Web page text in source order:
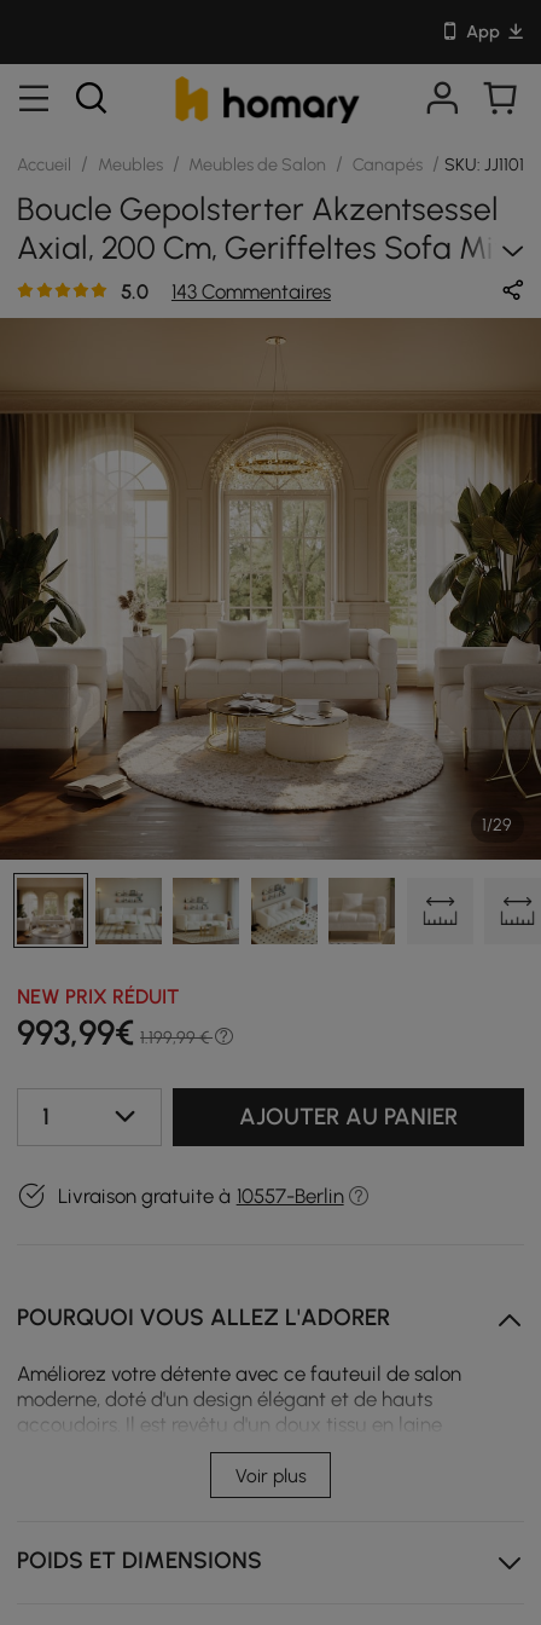
App
Accueil / Meubles / Meubles de Salon / Canapés / SKU:
Boucle Gepolsterter Akzentsessel
Axial, 200 Cm, Geriffeltes Sofa Mit
Goldfarbenen Beinen Und Kissen
5.0 143 Commentaires
1/29
NEW PRIX RÉDUIT
993,99€ 1.199,99 €
1 AJOUTER AU PANIER
Livraison gratuite à 10557-Berlin
POURQUOI VOUS ALLEZ L'ADORER
Améliorez votre détente avec ce fauteuil de salon
moderne, doté d'un design élégant et de hauts
accoudoirs. Il est revêtu d'un doux tissu en laine
d'agneau et offre un confort de repos ultime. Le
rembourrage moelleux et les pieds en métal doré
garantissent durabilité et style, ce qui en fait le
places se caractérise par des formes douces et
incurvées, de longues lignes horizontales et des pieds en
Voir plus
POIDS ET DIMENSIONS